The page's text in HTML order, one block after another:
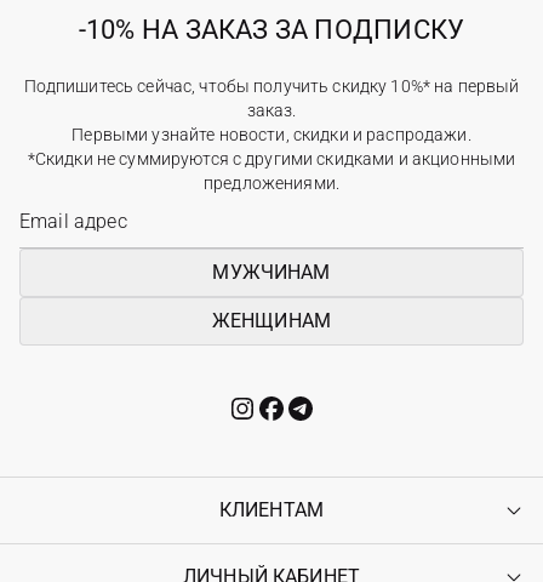
-10% НА ЗАКАЗ ЗА ПОДПИСКУ
Подпишитесь сейчас, чтобы получить скидку 10%* на первый
заказ.
Первыми узнайте новости, скидки и распродажи.
*Скидки не суммируются с другими скидками и акционными
предложениями.
МУЖЧИНАМ
ЖЕНЩИНАМ
КЛИЕНТАМ
Контакты
ЛИЧНЫЙ КАБИНЕТ